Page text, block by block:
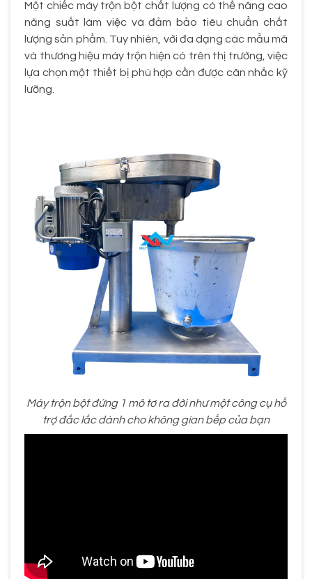
Một chiếc máy trộn bột chất lượng có thể nâng cao
năng suất làm việc và đảm bảo tiêu chuẩn chất
lượng sản phẩm. Tuy nhiên, với đa dạng các mẫu mã
và thương hiệu máy trộn hiện có trên thị trường, việc
lựa chọn một thiết bị phù hợp cần được cân nhắc kỹ
lưỡng.
Máy trộn bột đứng 1 mô tơ ra đời như một công cụ hỗ
trợ đắc lắc dành cho không gian bếp của bạn